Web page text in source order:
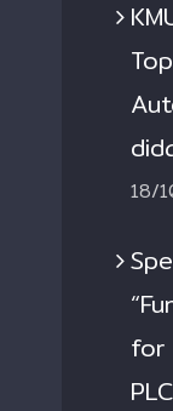
18/
for